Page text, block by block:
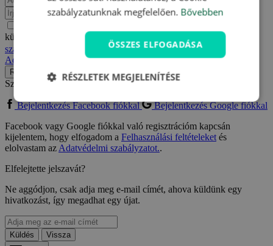
különleges ajánlatairól és egyéb kedvezményeiről az
Adatvédelmi
szabályzatot.
Elfogadom aFelhasználási feltételeket
Adatvédelmi szabályzatot..
Regisztráció
Szeretne Facebook vagy Google fiókkal regisztrálni?
Bejelentkezés Facebook fiókkal
Bejelentkezés Google fiókkal
Facebook vagy Google fiókkal való regisztrációm kapcsán
kijelentem, hogy elfogadom a Felhasználási feltételeketés
elolvastam azAdatvédelmi szabályzatot..
Elfelejtette jelszavát?
Ne aggódjon, csak adja meg e-mail címét, ahova küldünk egy
hivatkozást, így megadhat egy újat.
Küldés
Vissza
szabályzatunknak megfelelően. Bővebben
ÖSSZES ELFOGADÁSA
RÉSZLETEK MEGJELENÍTÉSE